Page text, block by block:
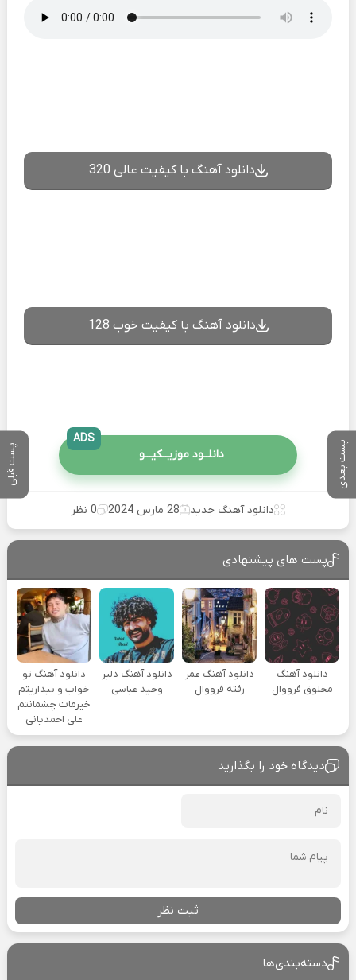
پست بعدی پست قبلی
دانلود آهنگ با کیفیت عالی 320
دانلود آهنگ با کیفیت خوب 128
دانلــود موزیــکیـــو
ADS
دانلود آهنگ جدید 28 مارس 2024 0 نظر
پست های پیشنهادی
دانلود آهنگ
مخلوق فرووال
دانلود آهنگ عمر
رفته فرووال
دانلود آهنگ دلبر
وحید عباسی
دانلود آهنگ تو
خواب و بیداریتم
خیرمات چشمانتم
علی احمدیانی
دیدگاه خود را بگذارید
ثبت نظر
دسته‌بندی‌ها